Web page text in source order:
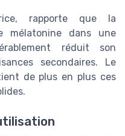
rapporte que la
mélatonine dans une
réduit son
secondaires. Le
de plus en plus ces